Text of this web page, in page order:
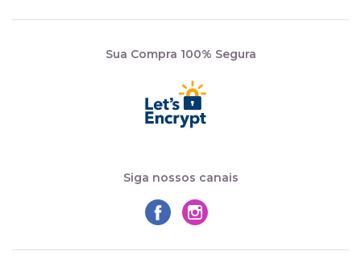
Sua Compra 100% Segura
Siga nossos canais